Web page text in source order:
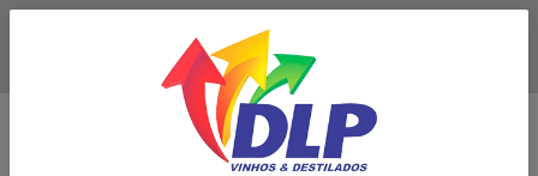
Baixe já o APP da DLP Vinhos